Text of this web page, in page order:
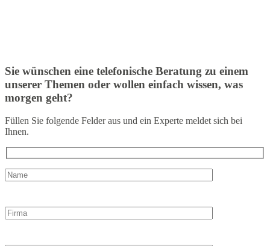
Sie wünschen eine telefonische Beratung zu einem
unserer Themen oder wollen einfach wissen, was
morgen geht?
Füllen Sie folgende Felder aus und ein Experte meldet sich bei
Ihnen.